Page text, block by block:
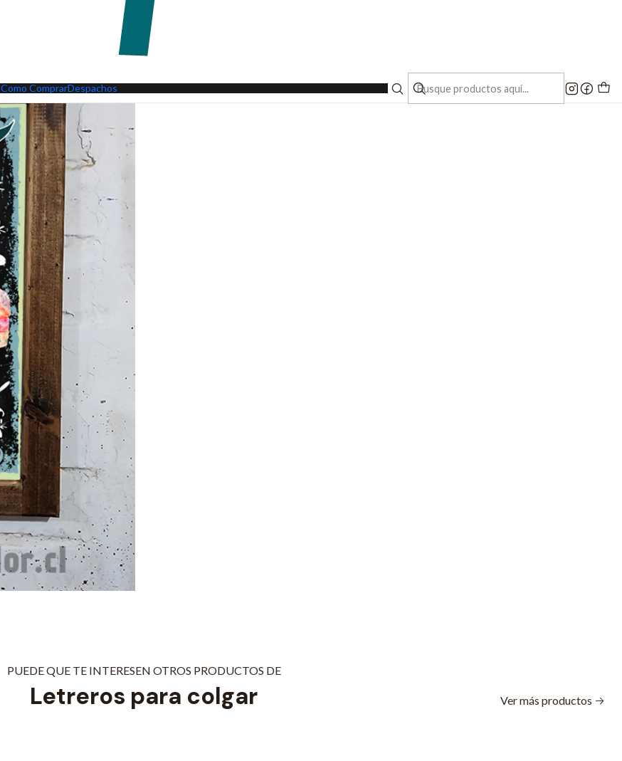
Como ComprarDespachos
PUEDE QUE TE INTERESEN OTROS PRODUCTOS DE
Letreros para colgar Ver más productos